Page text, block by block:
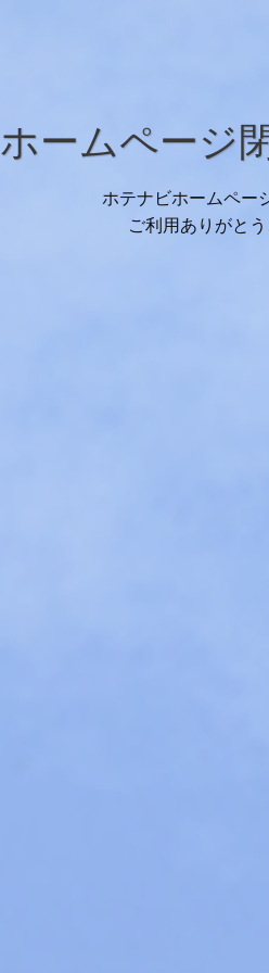
ホームページ
ホテナビホームペー
ご利用ありがとう